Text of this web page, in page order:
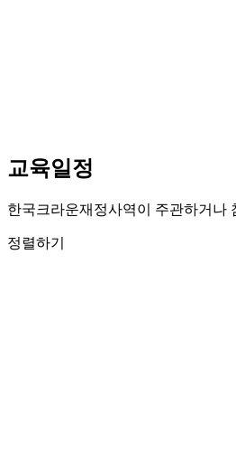
교육일정
한국크라운재정사역이 주관하거나
정렬하기